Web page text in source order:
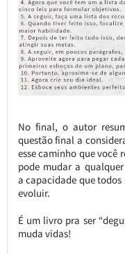
No final, o autor
questão final a
esse caminho que você
pode mudar a
a capacidade que todos
evoluir.
É um livro pra ser
muda vidas!